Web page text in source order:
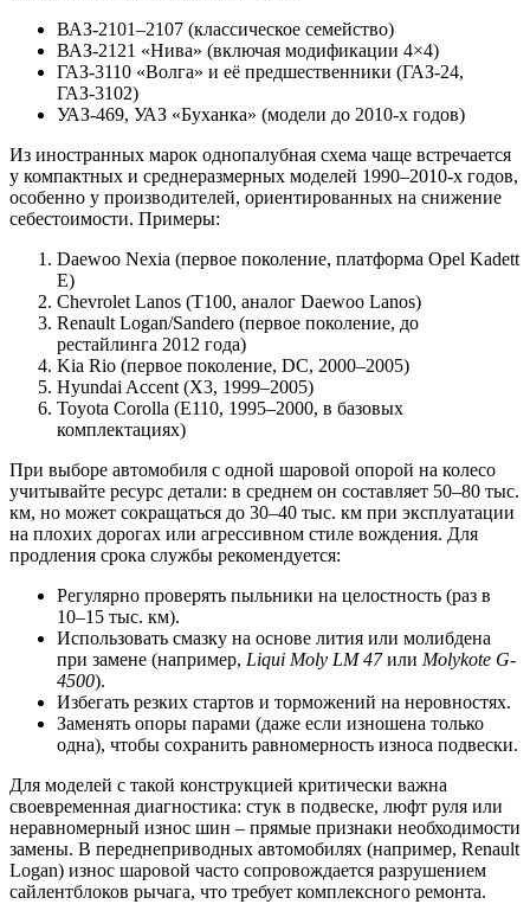
ВАЗ-2101–2107 (классическое семейство)
ВАЗ-2121 «Нива» (включая модификации 4×4)
ГАЗ-3110 «Волга» и её предшественники (ГАЗ-24,
ГАЗ-3102)
УАЗ-469, УАЗ «Буханка» (модели до 2010-х годов)
Из иностранных марок однопалубная схема чаще встречается
у компактных и среднеразмерных моделей 1990–2010-х годов,
особенно у производителей, ориентированных на снижение
себестоимости. Примеры:
Daewoo Nexia (первое поколение, платформа Opel Kadett
E)
Chevrolet Lanos (T100, аналог Daewoo Lanos)
Renault Logan/Sandero (первое поколение, до
рестайлинга 2012 года)
Kia Rio (первое поколение, DC, 2000–2005)
Hyundai Accent (X3, 1999–2005)
Toyota Corolla (E110, 1995–2000, в базовых
комплектациях)
При выборе автомобиля с одной шаровой опорой на колесо
учитывайте ресурс детали: в среднем он составляет 50–80 тыс.
км, но может сокращаться до 30–40 тыс. км при эксплуатации
на плохих дорогах или агрессивном стиле вождения. Для
продления срока службы рекомендуется:
Регулярно проверять пыльники на целостность (раз в
10–15 тыс. км).
Использовать смазку на основе лития или молибдена
при замене (например, Liqui Moly LM 47или Molykote G-
4500).
Избегать резких стартов и торможений на неровностях.
Заменять опоры парами (даже если изношена только
одна), чтобы сохранить равномерность износа подвески.
Для моделей с такой конструкцией критически важна
своевременная диагностика: стук в подвеске, люфт руля или
неравномерный износ шин – прямые признаки необходимости
замены. В переднеприводных автомобилях (например, Renault
Logan) износ шаровой часто сопровождается разрушением
сайлентблоков рычага, что требует комплексного ремонта.